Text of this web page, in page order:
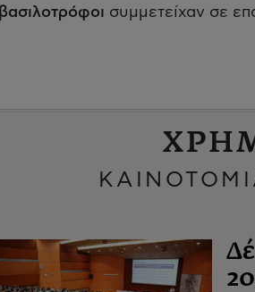
βασιλοτρόφοι συμμετείχαν σε